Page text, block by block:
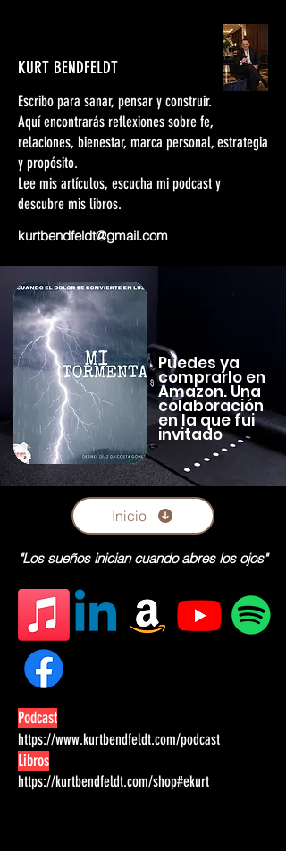
KURT BENDFELDT
Escribo para sanar, pensar y construir.
Aquí encontrarás reflexiones sobre fe,
relaciones, bienestar, marca personal, estrategia
y propósito.
Lee mis artículos, escucha mi podcast y
descubre mis libros.
kurtbendfeldt@gmail.com
Puedes ya
comprarlo en
Amazon. Una
colaboración
en la que fui
invitado
Inicio
"Los sueños inician cuando abres los ojos"
Podcast
https://www.kurtbendfeldt.com/podcast
Libros
https://kurtbendfeldt.com/shop#ekurt